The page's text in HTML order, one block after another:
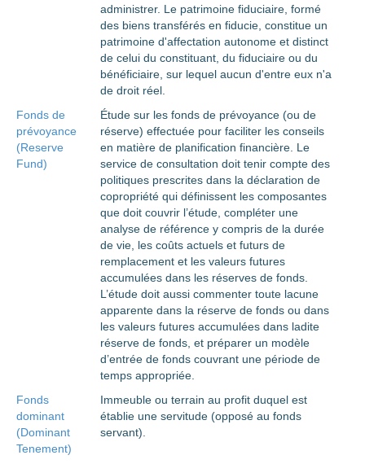
administrer. Le patrimoine fiduciaire, formé
des biens transférés en fiducie, constitue un
patrimoine d'affectation autonome et distinct
de celui du constituant, du fiduciaire ou du
bénéficiaire, sur lequel aucun d'entre eux n'a
de droit réel.
Fonds de
prévoyance
(Reserve
Fund)
Étude sur les fonds de prévoyance (ou de
réserve) effectuée pour faciliter les conseils
en matière de planification financière. Le
service de consultation doit tenir compte des
politiques prescrites dans la déclaration de
copropriété qui définissent les composantes
que doit couvrir l’étude, compléter une
analyse de référence y compris de la durée
de vie, les coûts actuels et futurs de
remplacement et les valeurs futures
accumulées dans les réserves de fonds.
L’étude doit aussi commenter toute lacune
apparente dans la réserve de fonds ou dans
les valeurs futures accumulées dans ladite
réserve de fonds, et préparer un modèle
d’entrée de fonds couvrant une période de
temps appropriée.
Fonds
dominant
(Dominant
Tenement)
Immeuble ou terrain au profit duquel est
établie une servitude (opposé au fonds
servant).